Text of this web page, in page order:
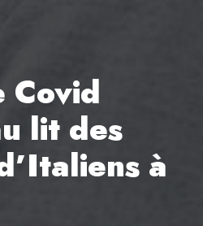
Covid
lit des
à